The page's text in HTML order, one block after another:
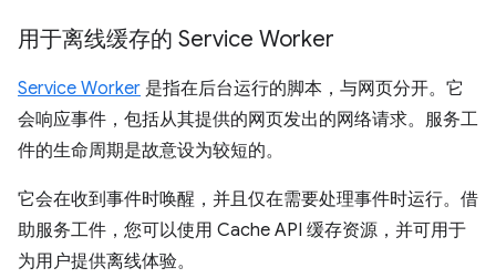
用于离线缓存的 Service Worker
Service Worker 是指在后台运行的脚本，与网页分开。它
会响应事件，包括从其提供的网页发出的网络请求。服务工
件的生命周期是故意设为较短的。
它会在收到事件时唤醒，并且仅在需要处理事件时运行。借
助服务工件，您可以使用 Cache API 缓存资源，并可用于
为用户提供离线体验。